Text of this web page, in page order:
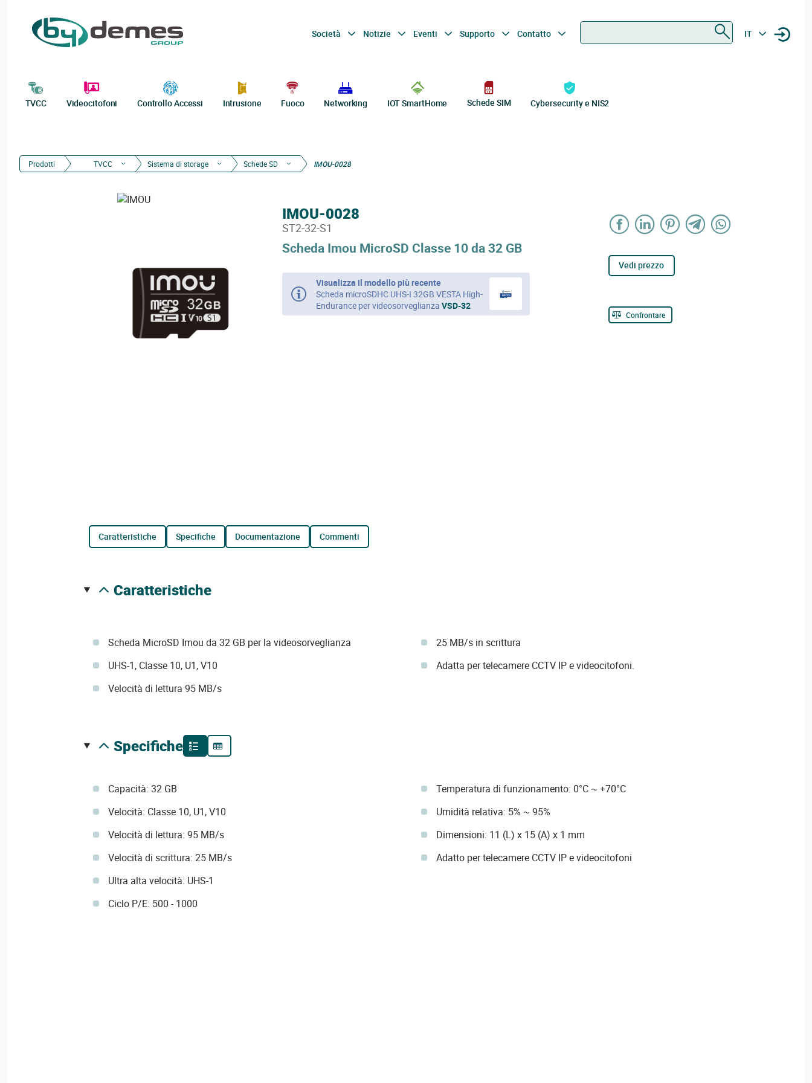
Società Notizie Eventi Supporto Contatto IT
TVCC Videocitofoni Controllo Accessi Intrusione Fuoco Networking IOT SmartHome Schede SIM Cybersecurity e NIS2
Prodotti TVCC Sistema di storage Schede SD IMOU-0028
Scheda Imou MicroSD Classe 10 da 32 GB
IMOU-0028
ST2-32-S1
Visualizza il modello più recente
Scheda microSDHC UHS-I 32GB VESTA High-
Endurance per videosorveglianza VSD-32
Vedi prezzo
Confrontare
caratteristiche specifiche documentazione commenti
caratteristiche
Scheda MicroSD Imou da 32 GB per la videosorveglianza
UHS-1, Classe 10, U1, V10
Velocità di lettura 95 MB/s
25 MB/s in scrittura
Adatta per telecamere CCTV IP e videocitofoni.
specifiche
Capacità: 32 GB
Velocità: Classe 10, U1, V10
Velocità di lettura: 95 MB/s
Velocità di scrittura: 25 MB/s
Ultra alta velocità: UHS-1
Ciclo P/E: 500 - 1000
Temperatura di funzionamento: 0°C ~ +70°C
Umidità relativa: 5% ~ 95%
Dimensioni: 11 (L) x 15 (A) x 1 mm
Adatto per telecamere CCTV IP e videocitofoni